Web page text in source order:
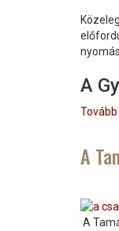
A
Tovább
A
A